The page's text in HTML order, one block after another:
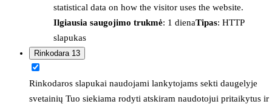
statistical data on how the visitor uses the website.
Ilgiausia saugojimo trukmė: 1 dienaTipas: HTTP
slapukas
Rinkodara 13
Rinkodaros slapukai naudojami lankytojams sekti daugelyje
svetainių Tuo siekiama rodyti atskiram naudotojui pritaikytus ir